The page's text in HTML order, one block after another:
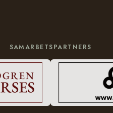
SAMARBETSPARTNERS